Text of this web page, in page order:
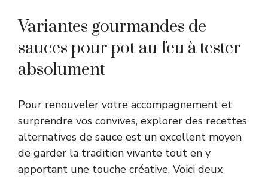
Variantes gourmandes de
sauces pour pot au feu à tester
absolument
Pour renouveler votre accompagnement et
surprendre vos convives, explorer des recettes
alternatives de sauce est un excellent moyen
de garder la tradition vivante tout en y
apportant une touche créative. Voici deux